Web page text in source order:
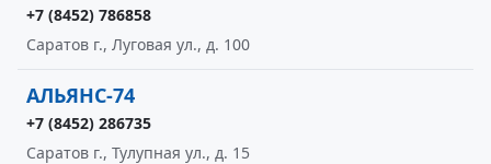
+7 (8452) 786858
Саратов г., Луговая ул., д. 100
АЛЬЯНС-74
+7 (8452) 286735
Саратов г., Тулупная ул., д. 15